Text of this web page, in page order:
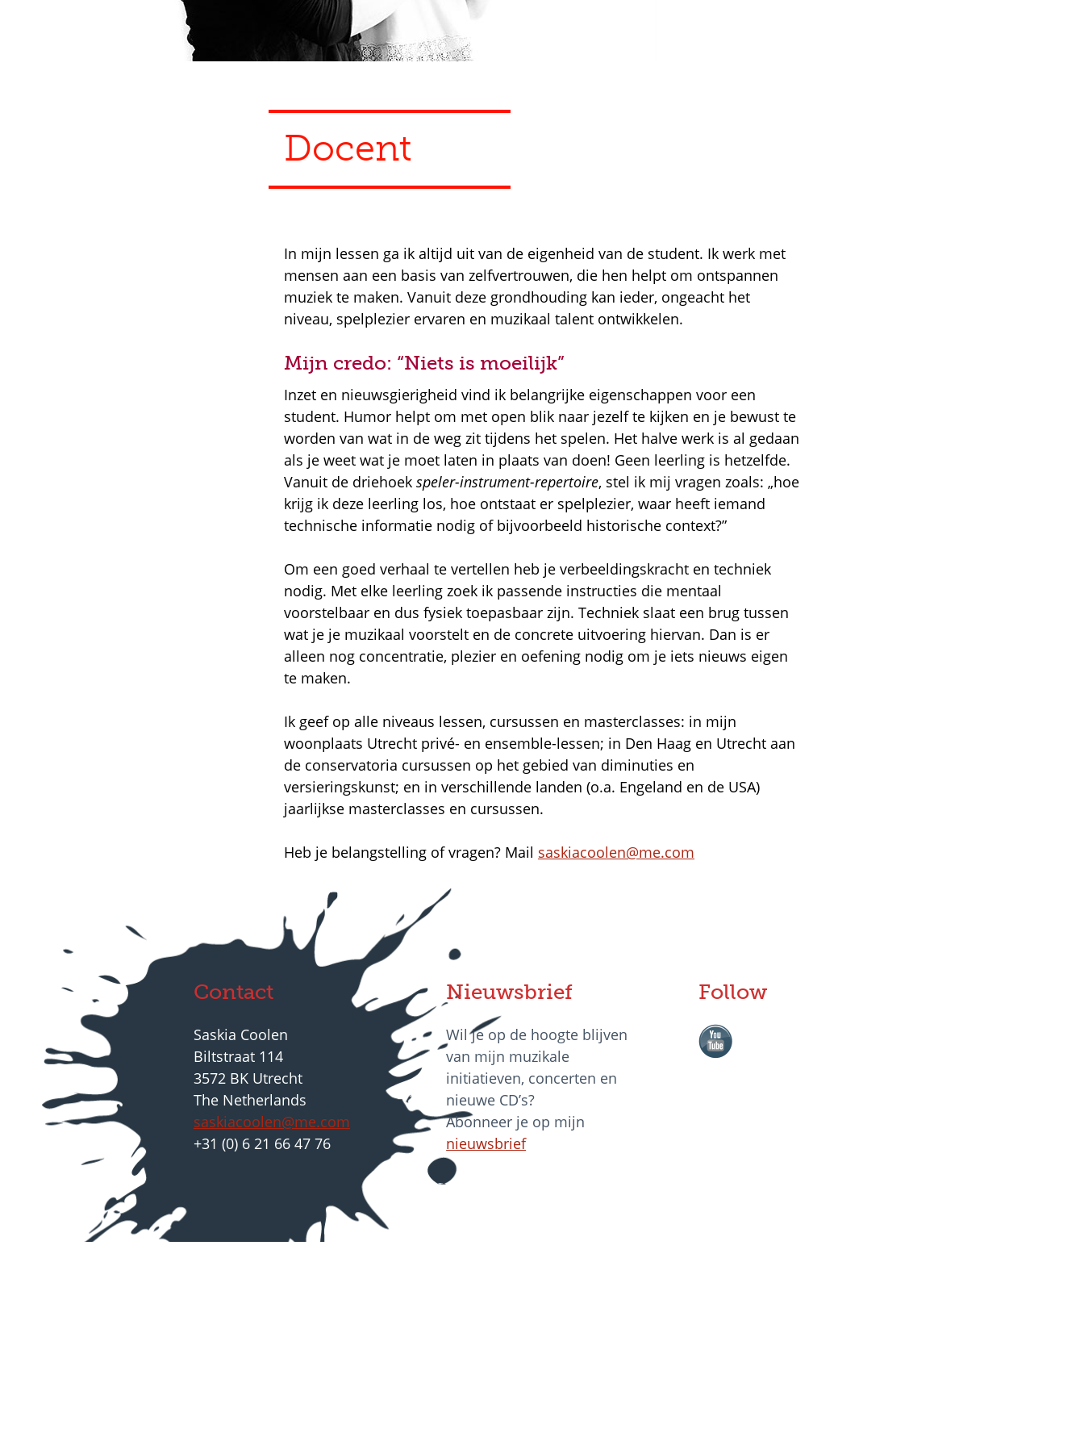
Docent
In mijn lessen ga ik altijd uit van de eigenheid van de student. Ik werk met
mensen aan een basis van zelfvertrouwen, die hen helpt om ontspannen
muziek te maken. Vanuit deze grondhouding kan ieder, ongeacht het
niveau, spelplezier ervaren en muzikaal talent ontwikkelen.
Mijn credo: “Niets is moeilijk”
Inzet en nieuwsgierigheid vind ik belangrijke eigenschappen voor een
student. Humor helpt om met open blik naar jezelf te kijken en je bewust te
worden van wat in de weg zit tijdens het spelen. Het halve werk is al gedaan
als je weet wat je moet laten in plaats van doen! Geen leerling is hetzelfde.
Vanuit de driehoek speler-instrument-repertoire, stel ik mij vragen zoals: „hoe
krijg ik deze leerling los, hoe ontstaat er spelplezier, waar heeft iemand
technische informatie nodig of bijvoorbeeld historische context?”
Om een goed verhaal te vertellen heb je verbeeldingskracht en techniek
nodig. Met elke leerling zoek ik passende instructies die mentaal
voorstelbaar en dus fysiek toepasbaar zijn. Techniek slaat een brug tussen
wat je je muzikaal voorstelt en de concrete uitvoering hiervan. Dan is er
alleen nog concentratie, plezier en oefening nodig om je iets nieuws eigen
te maken.
Ik geef op alle niveaus lessen, cursussen en masterclasses: in mijn
woonplaats Utrecht privé- en ensemble-lessen; in Den Haag en Utrecht aan
de conservatoria cursussen op het gebied van diminuties en
versieringskunst; en in verschillende landen (o.a. Engeland en de USA)
jaarlijkse masterclasses en cursussen.
Heb je belangstelling of vragen? Mail saskiacoolen@me.com
Contact
Saskia Coolen
Biltstraat 114
3572 BK Utrecht
The Netherlands
saskiacoolen@me.com
+31 (0) 6 21 66 47 76
Nieuwsbrief
Wil je op de hoogte blijven
van mijn muzikale
initiatieven, concerten en
nieuwe CD’s?
Abonneer je op mijn
nieuwsbrief
Follow